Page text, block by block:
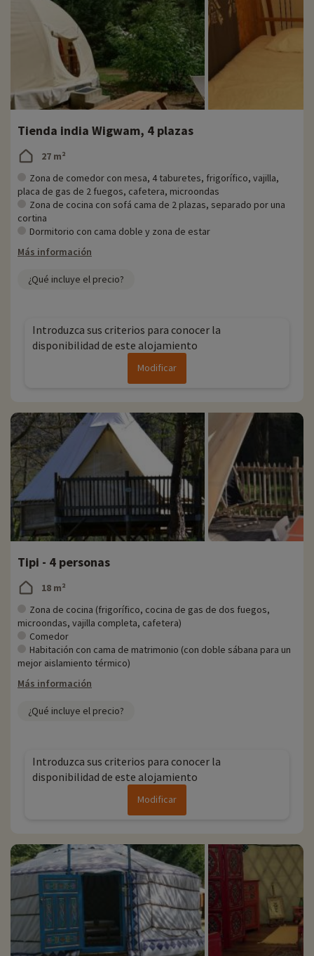
Tienda india Wigwam, 4 plazas
27 m²
Zona de comedor con mesa, 4 taburetes, frigorífico, vajilla,
placa de gas de 2 fuegos, cafetera, microondas
Zona de cocina con sofá cama de 2 plazas, separado por una
cortina
Dormitorio con cama doble y zona de estar
Más información
¿Qué incluye el precio?
Introduzca sus criterios para conocer la
disponibilidad de este alojamiento
Modificar
Tipi - 4 personas
18 m²
Zona de cocina (frigorífico, cocina de gas de dos fuegos,
microondas, vajilla completa, cafetera)
Comedor
Habitación con cama de matrimonio (con doble sábana para un
mejor aislamiento térmico)
Más información
¿Qué incluye el precio?
Introduzca sus criterios para conocer la
disponibilidad de este alojamiento
Modificar